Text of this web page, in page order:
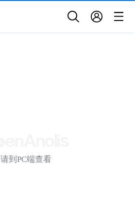
请到PC端查看